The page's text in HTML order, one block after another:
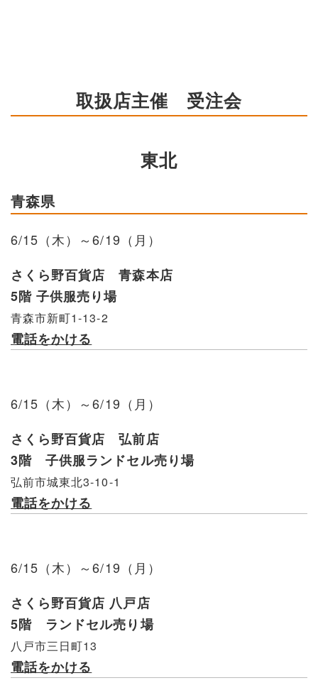
取扱店主催 受注会
東北
青森県
6/15（木）～6/19（月）
さくら野百貨店 青森本店
5階 子供服売り場
青森市新町1-13-2
電話をかける
6/15（木）～6/19（月）
さくら野百貨店 弘前店
3階 子供服ランドセル売り場
弘前市城東北3-10-1
電話をかける
6/15（木）～6/19（月）
さくら野百貨店 八戸店
5階 ランドセル売り場
八戸市三日町13
電話をかける